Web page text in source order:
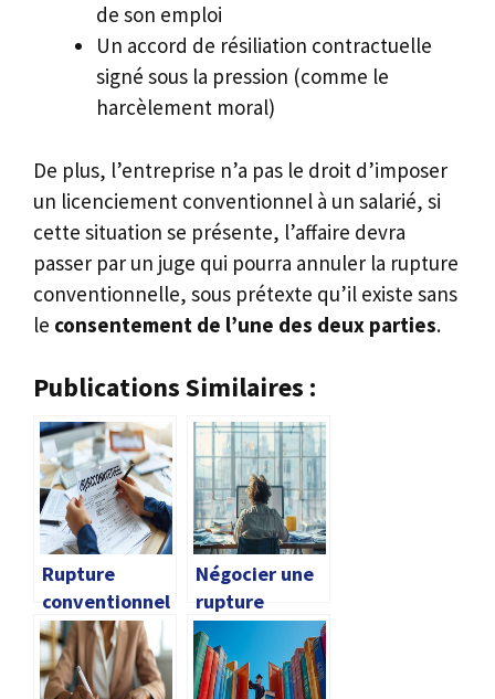
de son emploi
Un accord de résiliation contractuelle
signé sous la pression (comme le
harcèlement moral)
De plus, l’entreprise n’a pas le droit d’imposer
un licenciement conventionnel à un salarié, si
cette situation se présente, l’affaire devra
passer par un juge qui pourra annuler la rupture
conventionnelle, sous prétexte qu’il existe sans
le consentement de l’une des deux parties.
Publications Similaires :
Rupture
conventionnel
le chomage
Négocier une
rupture
conventionnel
le après un
burn-out